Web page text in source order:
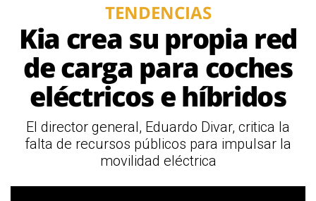
TENDENCIAS
Kia crea su propia red
de carga para coches
eléctricos e híbridos
El director general, Eduardo Divar, critica la
falta de recursos públicos para impulsar la
movilidad eléctrica